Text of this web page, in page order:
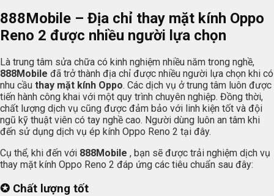
888Mobile – Địa chỉ thay mặt kính Oppo
Reno 2 được nhiều người lựa chọn
Là trung tâm sửa chữa có kinh nghiệm nhiều năm trong nghề,
888Mobile đã trở thành địa chỉ được nhiều người lựa chọn khi có
nhu cầu thay mặt kính Oppo. Các dịch vụ ở trung tâm luôn được
tiến hành công khai với một quy trình chuyên nghiệp. Đồng thời,
chất lượng dịch vụ cũng được đảm bảo với linh kiện tốt và đội
ngũ kỹ thuật viên có tay nghề cao. Người dùng luôn an tâm khi
đến sử dụng dịch vụ ép kính Oppo Reno 2 tại đây.
Cụ thể, khi đến với 888Mobile , bạn sẽ được trải nghiệm dịch vụ
thay mặt kính Oppo Reno 2 đáp ứng các tiêu chuẩn sau đây:
✪ Chất lượng tốt